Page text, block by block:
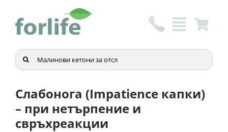
content
Търсене
...
Слабонога (Impatience капки)
– при нетърпение и
свръхреакции